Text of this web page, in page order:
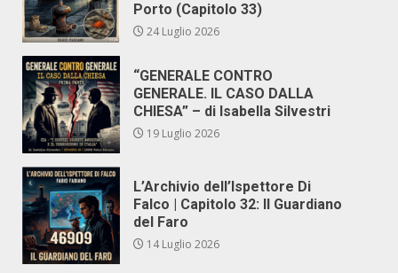
Porto (Capitolo 33)
24 Luglio 2026
“GENERALE CONTRO
GENERALE. IL CASO DALLA
CHIESA” – di Isabella Silvestri
19 Luglio 2026
L’Archivio dell’Ispettore Di
Falco | Capitolo 32: Il Guardiano
del Faro
14 Luglio 2026